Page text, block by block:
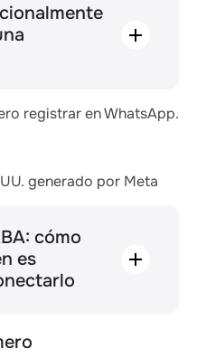
1 hora. Después
de tus empresas
→ selecciona la
negocios) que
con los datos de tu
"Información del
la cuenta".
entonces
contacta al
registrar en WhatsApp.
generado por Meta
cómo
es